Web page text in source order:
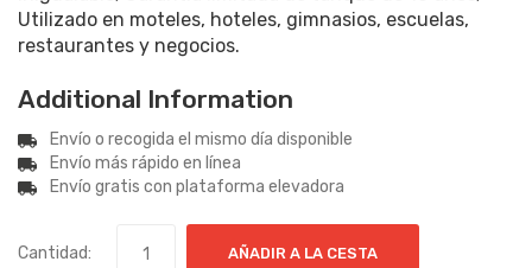
Utilizado en moteles, hoteles, gimnasios, escuelas,
restaurantes y negocios.
Additional Information
Envío o recogida el mismo día disponible
Envío más rápido en línea
Envío gratis con plataforma elevadora
Cantidad: AÑADIR A LA CESTA